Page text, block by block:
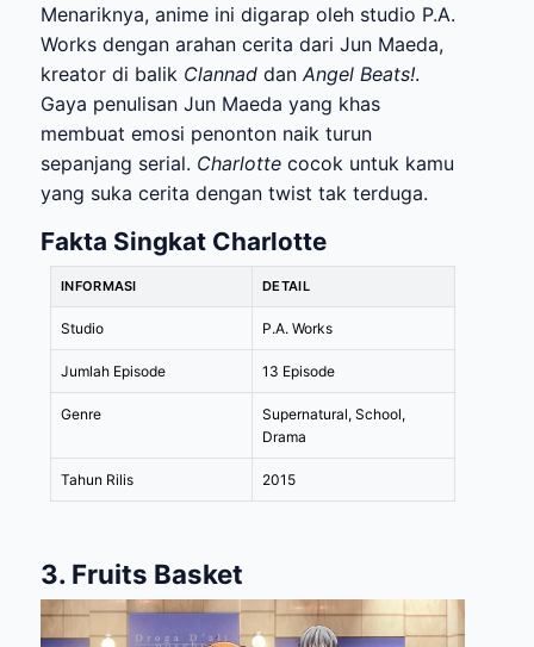
Menariknya, anime ini digarap oleh studio P.A.
Works dengan arahan cerita dari Jun Maeda,
kreator di balik Clannad dan Angel Beats!.
Gaya penulisan Jun Maeda yang khas
membuat emosi penonton naik turun
sepanjang serial. Charlotte cocok untuk kamu
yang suka cerita dengan twist tak terduga.
Fakta Singkat Charlotte
INFORMASI DETAIL
Studio P.A. Works
Jumlah Episode 13 Episode
Genre
Supernatural, School,
Drama
Tahun Rilis 2015
3. Fruits Basket